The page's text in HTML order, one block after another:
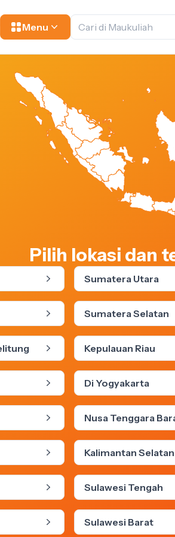
Menu
Pilih lokasi dan
Sumatera Utara
Sumatera Selatan
Kepulauan Riau
Di Yogyakarta
Nusa Tenggara
Kalimantan Selatan
Sulawesi Tengah
Sulawesi Barat